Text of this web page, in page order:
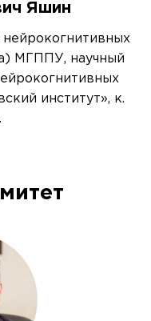
Яшин
МГППУ, научный
институт», к.